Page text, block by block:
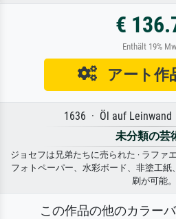
€
Enthält 19%
アート作
1636 · Öl auf
未分類の芸
ジョセフは兄弟たちに売られた · ラファ
フォトペーパー、水彩ボード、非塗工
刷が可能。
この作品の他のカラー